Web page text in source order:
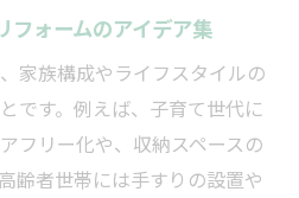
フォームのアイデア集
家族構成やライフスタイルの
です。例えば、子育て世代に
フリー化や、収納スペースの
齢者世帯には手すりの設置や